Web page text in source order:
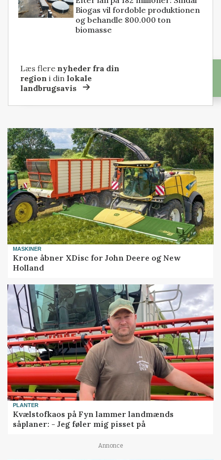
Biogas vil fordoble produktionen
og behandle 800.000 ton
biomasse
Læs flere nyheder fra din
region i dinlokale
landbrugsavis
MASKINER
Krone åbner XDisc for John Deere og New
Holland
PLANTER
Kvælstofkaos på Fyn lammer landmænds
såplaner: - Jeg føler mig pisset på
Annonce